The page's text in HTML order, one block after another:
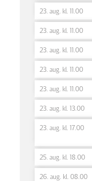
23. aug. kl. 11.00
23. aug. kl. 11.00
23. aug. kl. 11.00
23. aug. kl. 11.00
23. aug. kl. 11.00
23. aug. kl. 13.00
23. aug. kl. 17.00
25. aug. kl. 18.00
26. aug. kl. 08.00